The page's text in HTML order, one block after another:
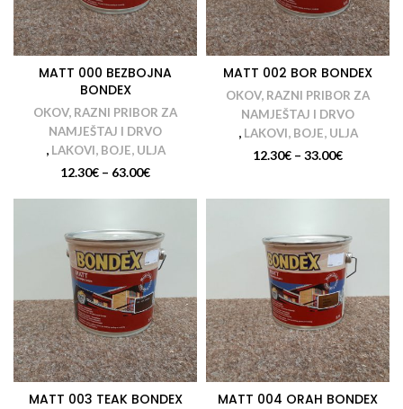
MATT 000 BEZBOJNA
BONDEX
OKOV, RAZNI PRIBOR ZA
NAMJEŠTAJ I DRVO
, LAKOVI, BOJE, ULJA
12.30€ – 63.00€
MATT 002 BOR BONDEX
OKOV, RAZNI PRIBOR ZA
NAMJEŠTAJ I DRVO
, LAKOVI, BOJE, ULJA
12.30€ – 33.00€
MATT 003 TEAK BONDEX MATT 004 ORAH BONDEX